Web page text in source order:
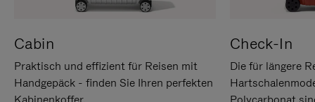
Cabin
Praktisch und effizient für Reisen mit
Handgepäck - finden Sie Ihren perfekten
Check-In
Die für längere